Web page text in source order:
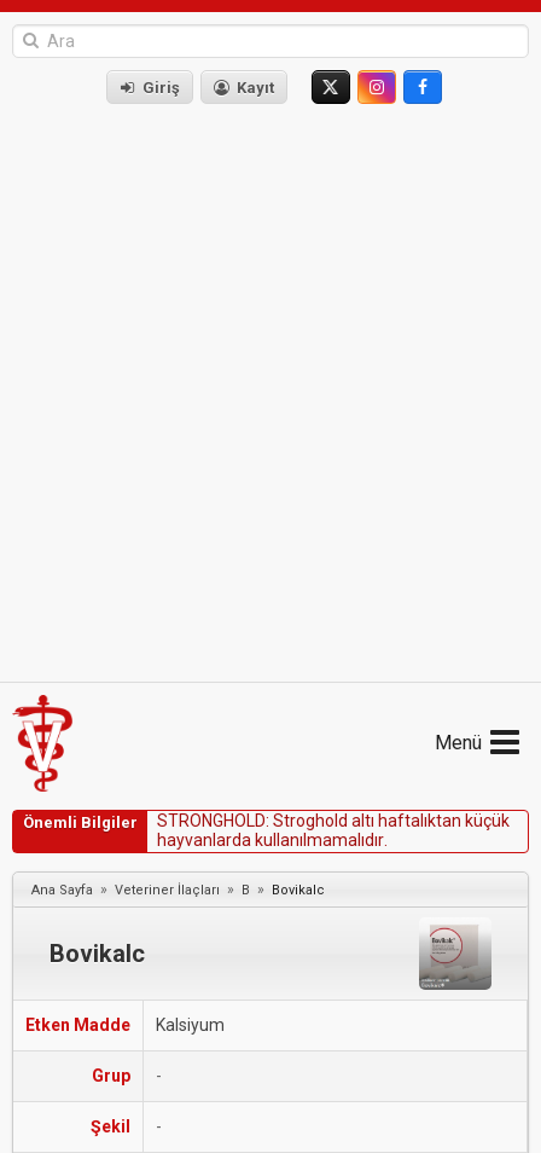
Giriş Kayıt
Menü
Önemli Bilgiler STRONGHOLD: Strogho d a tı hafta ıktan küçük
hayvan arda ku anı mama ıdır
Ana Sayfa » Veteriner İlaçları » B » Bovikalc
Bovikalc
Etken Madde Kalsiyum
Grup -
Şekil -